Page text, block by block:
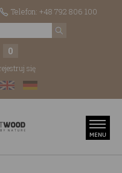
Telefon: +48 792 806 100
0
się